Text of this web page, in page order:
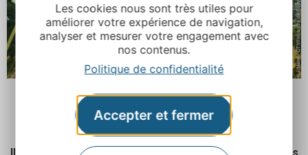
Les cookies nous sont très utiles pour
améliorer votre expérience de navigation,
analyser et mesurer votre engagement avec
nos contenus.
Politique de confidentialité
Accepter et fermer
On découvre ou redécouvre notre patrimoine